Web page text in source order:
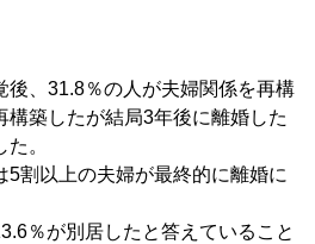
後、31.8％の人が夫婦関係を再構
構築したが結局3年後に離婚した
。
5割以上の夫婦が最終的に離婚に
％が別居したと答えていること